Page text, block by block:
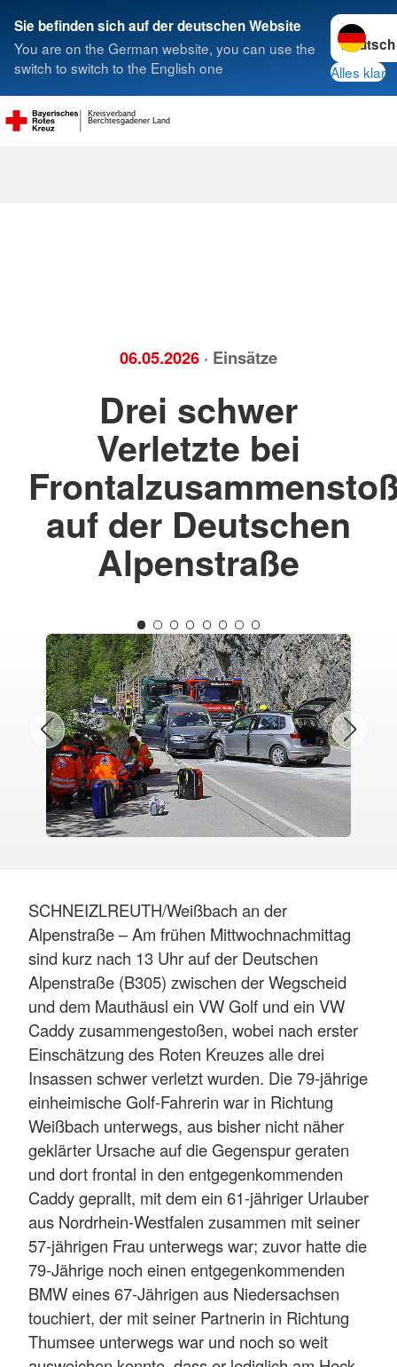
Sie befinden sich auf der deutschen Website
You are on the German website, you can use the
switch to switch to the English one
Sprache
Alles klar
Berchtesgadener Land
Kreisverband
Suche
06.05.2026 · Einsätze
Drei schwer
Verletzte bei
auf der Deutschen
Alpenstraße
SCHNEIZLREUTH/Weißbach an der
Alpenstraße – Am frühen Mittwochnachmittag
sind kurz nach 13 Uhr auf der Deutschen
Alpenstraße (B305) zwischen der Wegscheid
und dem Mauthäusl ein VW Golf und ein VW
Caddy zusammengestoßen, wobei nach erster
Einschätzung des Roten Kreuzes alle drei
Insassen schwer verletzt wurden. Die 79-jährige
einheimische Golf-Fahrerin war in Richtung
Weißbach unterwegs, aus bisher nicht näher
geklärter Ursache auf die Gegenspur geraten
und dort frontal in den entgegenkommenden
Caddy geprallt, mit dem ein 61-jähriger Urlauber
aus Nordrhein-Westfalen zusammen mit seiner
57-jährigen Frau unterwegs war; zuvor hatte die
79-Jährige noch einen entgegenkommenden
BMW eines 67-Jährigen aus Niedersachsen
touchiert, der mit seiner Partnerin in Richtung
Thumsee unterwegs war und noch so weit